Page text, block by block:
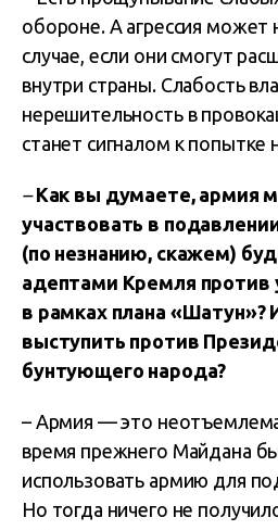
обороне. А агрессия может
случае, если они смогут
внутри страны. Слабость
нерешительность в
станет сигналом к попытке
–Как вы думаете, армия
участвовать в
(по незнанию, скажем)
адептами Кремля против
в рамках плана
выступить против
бунтующего народа?
– Армия — это
время прежнего Майдана
использовать армию для
Но тогда ничего не